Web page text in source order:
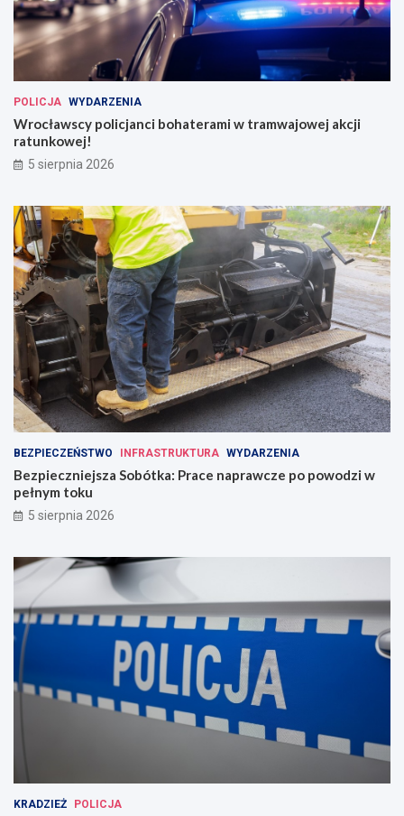
POLICJA WYDARZENIA
Wrocławscy policjanci bohaterami w tramwajowej akcji
ratunkowej!
5 sierpnia 2026
BEZPIECZEŃSTWO INFRASTRUKTURA WYDARZENIA
Bezpieczniejsza Sobótka: Prace naprawcze po powodzi w
pełnym toku
5 sierpnia 2026
KRADZIEŻ POLICJA